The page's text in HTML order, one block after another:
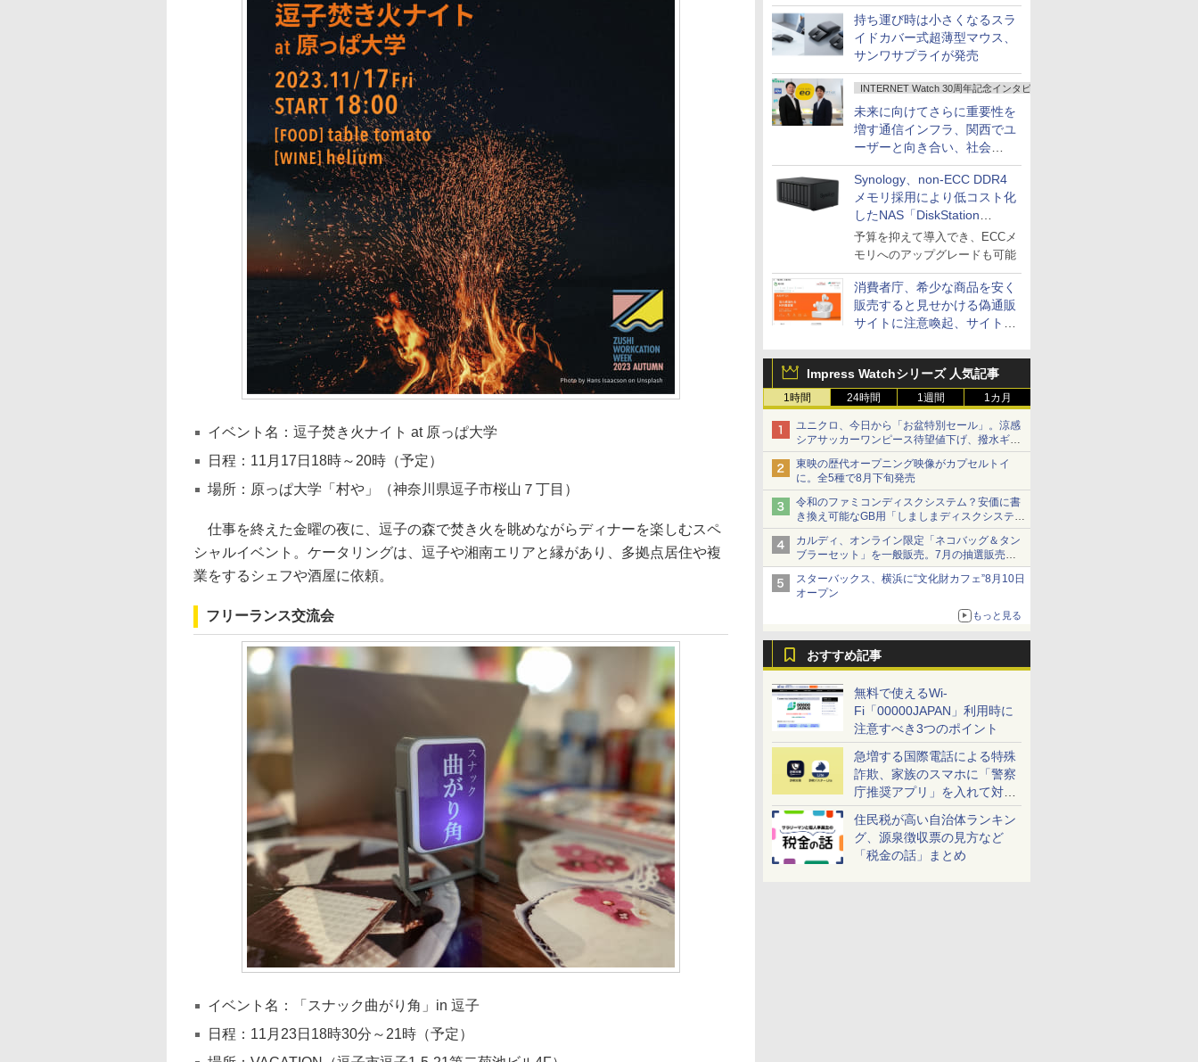
持ち運び時は小さくなるスラ
イドカバー式超薄型マウス、
サンワサプライが発売
INTERNET Watch 30周年記念インタビュー
未来に向けてさらに重要性を
増す通信インフラ、関西でユ
ーザーと向き合い、社会
の“あたらしい”を起動し続け
る～オプテージ
Synology、non-ECC DDR4
メモリ採用により低コスト化
したNAS「DiskStation
neo+」シリーズ
予算を抑えて導入でき、ECCメ
モリへのアップグレードも可能
消費者庁、希少な商品を安く
販売すると見せかける偽通販
サイトに注意喚起、サイト名
Impress Watchシリーズ 人気記事
1時間 24時間 1週間 1カ月
ユニクロ、今日から「お盆特別セール」。涼感
シアサッカーワンピース待望値下げ、撥水ギア
ショーツは1990円に
東映の歴代オープニング映像がカプセルトイ
に。全5種で8月下旬発売
令和のファミコンディスクシステム？安価に書
き換え可能なGB用「しましまディスクシステ
ム」
カルディ、オンライン限定「ネコバッグ＆タン
ブラーセット」を一般販売。7月の抽選販売の
当選無効分
スターバックス、横浜に“文化財カフェ”8月10日
オープン
もっと見る
おすすめ記事
無料で使えるWi-
Fi「00000JAPAN」利用時に
注意すべき3つのポイント
急増する国際電話による特殊
詐欺、家族のスマホに「警察
庁推奨アプリ」を入れて対策
しよう！
住民税が高い自治体ランキン
グ、源泉徴収票の見方など
「税金の話」まとめ
イベント名：逗子焚き火ナイト at 原っぱ大学
日程：11月17日18時～20時（予定）
場所：原っぱ大学「村や」（神奈川県逗子市桜山７丁目）
仕事を終えた金曜の夜に、逗子の森で焚き火を眺めながらディナーを楽しむスペ
シャルイベント。ケータリングは、逗子や湘南エリアと縁があり、多拠点居住や複
業をするシェフや酒屋に依頼。
フリーランス交流会
イベント名：「スナック曲がり角」in 逗子
日程：11月23日18時30分～21時（予定）